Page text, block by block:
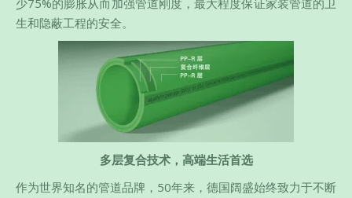
少75%的膨胀从而加强管道刚度，最大程度保证家装管道的卫
生和隐蔽工程的安全。
多层复合技术，高端生活首选
作为世界知名的管道品牌，50年来，德国阔盛始终致力于不断